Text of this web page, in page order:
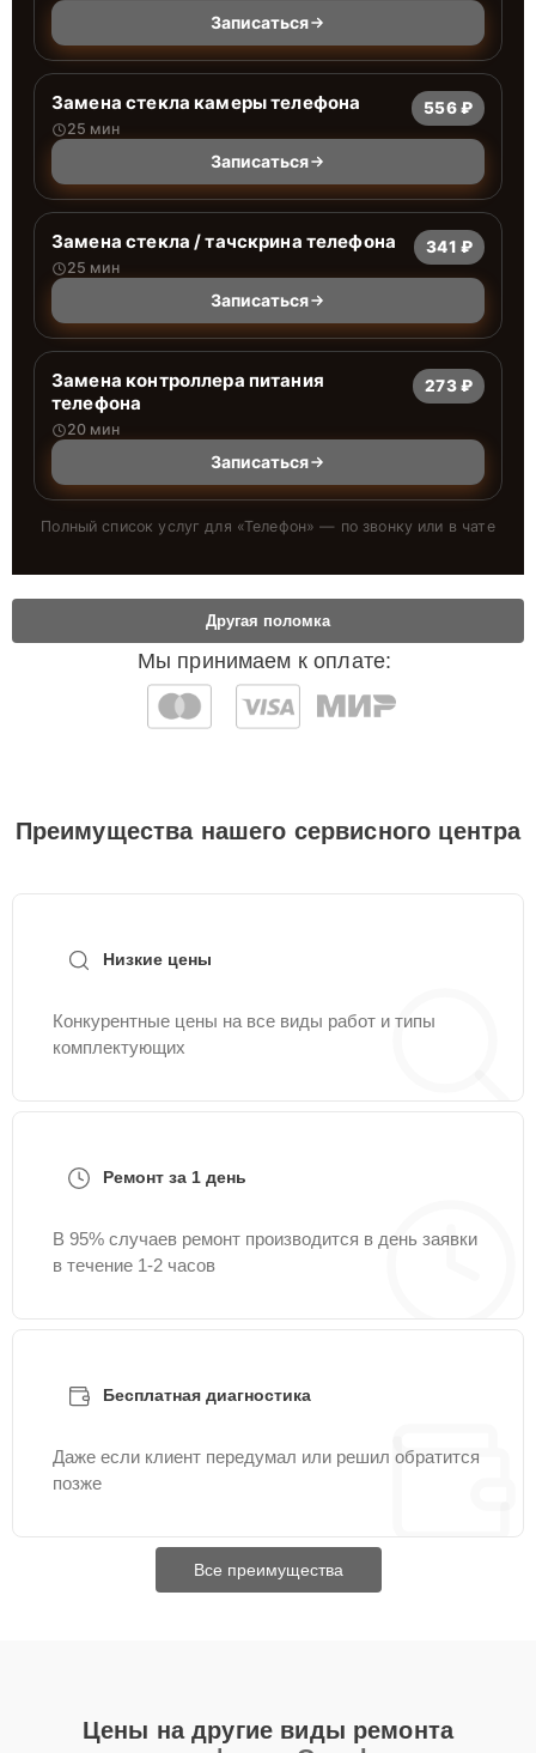
Записаться
Замена стекла камеры телефона
25 мин
556 ₽
Записаться
Замена стекла / тачскрина телефона
25 мин
341 ₽
Записаться
Замена контроллера питания
телефона
20 мин
273 ₽
Записаться
Полный список услуг для «Телефон» — по звонку или в чате
Мы принимаем к оплате:
Другая поломка
Преимущества нашего сервисного центра
Низкие цены
Конкурентные цены на все виды работ и типы
комплектующих
Ремонт за 1 день
В 95% случаев ремонт производится в день заявки
в течение 1-2 часов
Бесплатная диагностика
Даже если клиент передумал или решил обратится
позже
Все преимущества
Цены на другие виды ремонта